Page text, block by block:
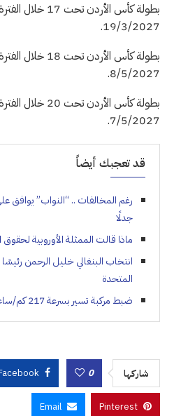
19/3/2027.
8/5/2027.
7/5/2027.
قد تعجبك أيضاً
رغم المخالفات .. “النواب” يوافق
جدلًا
ماذا قالت الممثلة الأوروبية
انتخاب البنغالي خليل الرحمن
المتحدة
ضبط مركبة تسير بسرعة 217 كم/ساعة
شاركها 0
Pinterest
Email